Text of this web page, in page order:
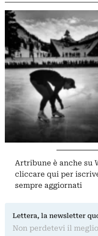
Artribune è anche su
cliccare qui per
sempre aggiornati
Lettera, la newsletter
Non perdetevi il